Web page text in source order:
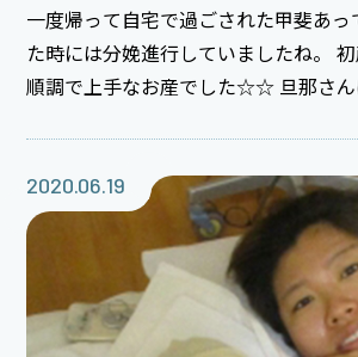
一度帰って自宅で過ごされた甲斐あ
た時には分娩進行していましたね。
順調で上手なお産でした☆☆ 旦那さんは電話越しに赤
リで、とっても可愛いですね♪ これから慣れない育児で
大変な事もありますが、それ以上に
あると思います。育児楽しんでください。 本当に
おめでとうございます★★
2020.06.19